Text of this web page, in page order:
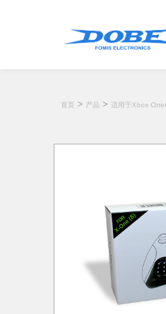
首页 > 产品 > 适用于Xbox